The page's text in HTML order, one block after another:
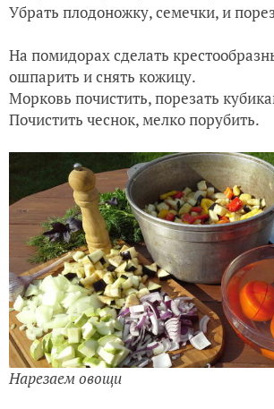
Убрать плодоножку, семечки, и
На помидорах сделать
ошпарить и снять кожицу.
Морковь почистить, порезать
Почистить чеснок, мелко порубить.
Нарезаем овощи